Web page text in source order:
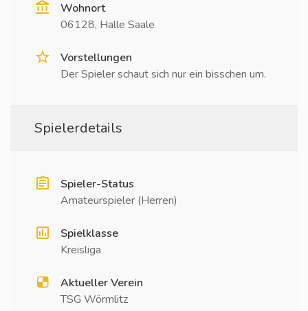
Wohnort
06128, Halle Saale
Vorstellungen
Der Spieler schaut sich nur ein bisschen um.
Spielerdetails
Spieler-Status
Amateurspieler (Herren)
Spielklasse
Kreisliga
Aktueller Verein
TSG Wörmlitz